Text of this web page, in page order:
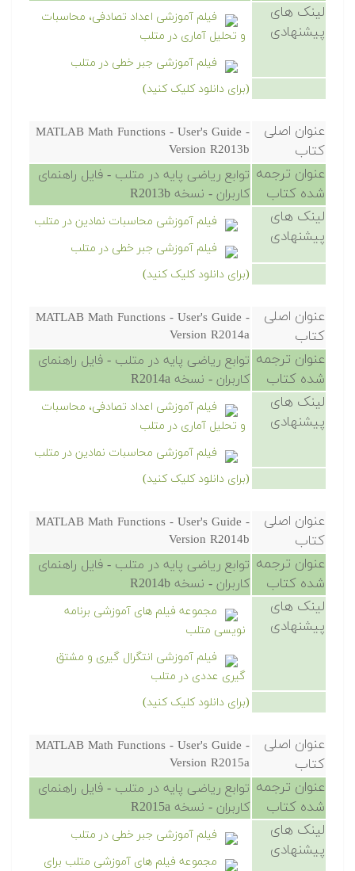
لینک های
پیشنهادی
فیلم آموزشی اعداد تصادفی، محاسبات
و تحلیل آماری در متلب
فیلم آموزشی جبر خطی در متلب
(برای دانلود کلیک کنید)
عنوان اصلی
کتاب
MATLAB Math Functions - User's Guide -
Version R2013b
عنوان ترجمه
شده کتاب
توابع ریاضی پایه در متلب - فایل راهنمای
کاربران - نسخه R2013b
لینک های
پیشنهادی
فیلم آموزشی محاسبات نمادین در متلب
فیلم آموزشی جبر خطی در متلب
(برای دانلود کلیک کنید)
عنوان اصلی
کتاب
MATLAB Math Functions - User's Guide -
Version R2014a
عنوان ترجمه
شده کتاب
توابع ریاضی پایه در متلب - فایل راهنمای
کاربران - نسخه R2014a
لینک های
پیشنهادی
فیلم آموزشی اعداد تصادفی، محاسبات
و تحلیل آماری در متلب
فیلم آموزشی محاسبات نمادین در متلب
(برای دانلود کلیک کنید)
عنوان اصلی
کتاب
MATLAB Math Functions - User's Guide -
Version R2014b
عنوان ترجمه
شده کتاب
توابع ریاضی پایه در متلب - فایل راهنمای
کاربران - نسخه R2014b
لینک های
پیشنهادی
مجموعه فیلم های آموزشی برنامه
نویسی متلب
فیلم آموزشی انتگرال گیری و مشتق
گیری عددی در متلب
(برای دانلود کلیک کنید)
عنوان اصلی
کتاب
MATLAB Math Functions - User's Guide -
Version R2015a
عنوان ترجمه
شده کتاب
توابع ریاضی پایه در متلب - فایل راهنمای
کاربران - نسخه R2015a
لینک های
پیشنهادی
فیلم آموزشی جبر خطی در متلب
مجموعه فیلم های آموزشی متلب برای